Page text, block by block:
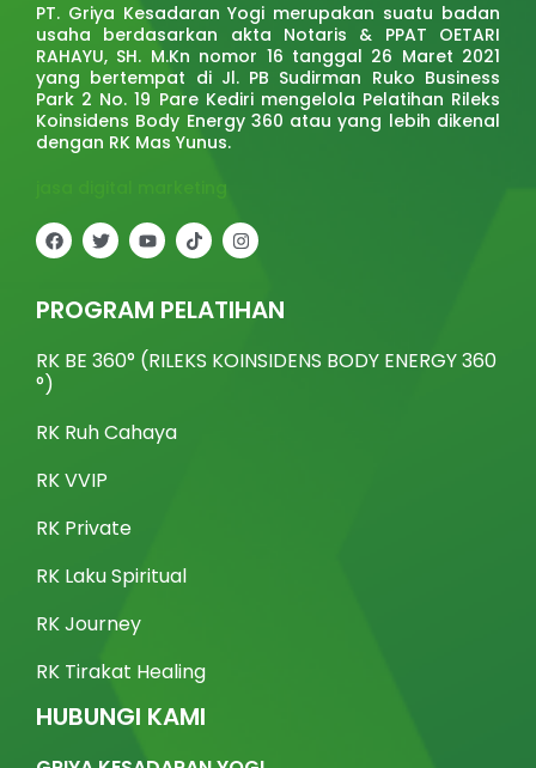
PT. Griya Kesadaran Yogi merupakan suatu badan
usaha berdasarkan akta Notaris & PPAT OETARI
RAHAYU, SH. M.Kn nomor 16 tanggal 26 Maret 2021
yang bertempat di Jl. PB Sudirman Ruko Business
Park 2 No. 19 Pare Kediri mengelola Pelatihan Rileks
Koinsidens Body Energy 360 atau yang lebih dikenal
dengan RK Mas Yunus.
jasa digital marketing
F
a
b
o
k
T
w
t
e
Y
o
u
b
T
i
o
k
I
n
a
g
a
m
PROGRAM PELATIHAN
RK BE 360° (RILEKS KOINSIDENS BODY ENERGY 360
°)
RK Ruh Cahaya
RK VVIP
RK Private
RK Laku Spiritual
RK Journey
RK Tirakat Healing
HUBUNGI KAMI